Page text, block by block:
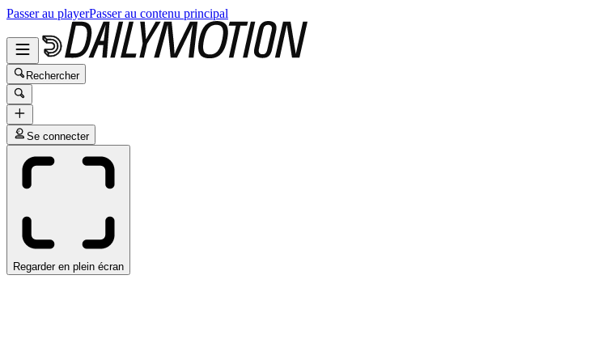
Passer au playerPasser au contenu principal
Rechercher
Se connecter
Regarder en plein écran